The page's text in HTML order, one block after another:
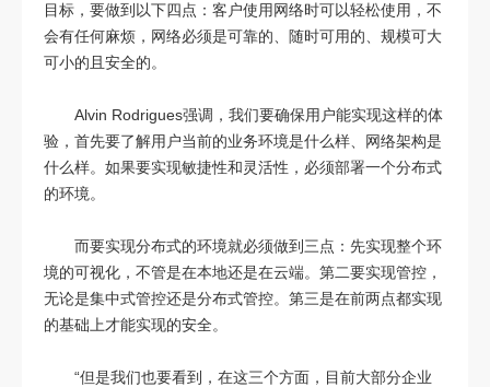
目标，要做到以下四点：客户使用网络时可以轻松使用，不
会有任何麻烦，网络必须是可靠的、随时可用的、规模可大
可小的且安全的。
Alvin Rodrigues强调，我们要确保用户能实现这样的体
验，首先要了解用户当前的业务环境是什么样、网络架构是
什么样。如果要实现敏捷性和灵活性，必须部署一个分布式
的环境。
而要实现分布式的环境就必须做到三点：先实现整个环
境的可视化，不管是在本地还是在云端。第二要实现管控，
无论是集中式管控还是分布式管控。第三是在前两点都实现
的基础上才能实现的安全。
“但是我们也要看到，在这三个方面，目前大部分企业